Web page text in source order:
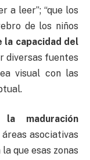
a leer”; “que los
de los niños
la capacidad del
diversas fuentes
visual con las
maduración
áreas asociativas
que esas zonas